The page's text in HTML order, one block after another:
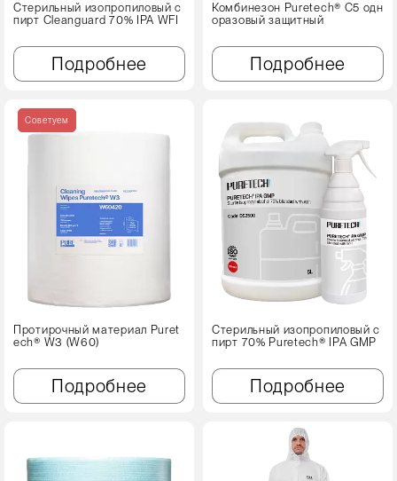
Стерильный изопропиловый с
пирт Cleanguard 70% IPA WFI
Подробнее
Комбинезон Puretech® C5 одн
оразовый защитный
Подробнее
Советуем
Протирочный материал Puret
ech® W3 (W60)
Подробнее
Стерильный изопропиловый с
пирт 70% Puretech® IPA GMP
Подробнее